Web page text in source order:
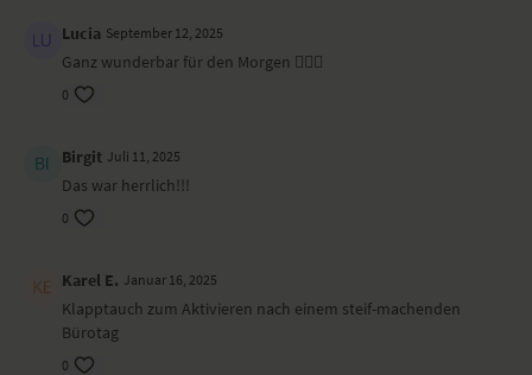
Lucia September 12, 2025
Ganz wunderbar für den Morgen 🙋🏼‍♀️
0
Birgit Juli 11, 2025
Das war herrlich!!!
0
Karel E. Januar 16, 2025
Klapptauch zum Aktivieren nach einem steif-machenden
Bürotag
0